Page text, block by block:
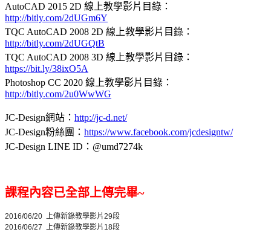
AutoCAD 2015 2D 線上教學影片目錄：
http://bitly.com/2dUGm6Y
TQC AutoCAD 2008 2D 線上教學影片目錄：
http://bitly.com/2dUGQtB
TQC AutoCAD 2008 3D 線上教學影片目錄：
https://bit.ly/38ixO5A
Photoshop CC 2020 線上教學影片目錄：
http://bitly.com/2u0WwWG
JC-Design網站： http://jc-d.net/
JC-Design粉絲團： https://www.facebook.com/jcdesigntw/
JC-Design LINE ID：@umd7274k
課程內容已全部上傳完畢~
2016/06/20 上傳新錄教學影片29段
2016/06/27 上傳新錄教學影片18段